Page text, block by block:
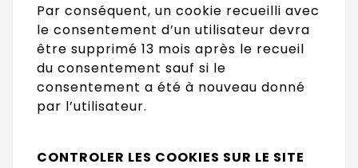
Par conséquent, un cookie recueilli avec
le consentement d’un utilisateur devra
être supprimé 13 mois après le recueil
du consentement sauf si le
consentement a été à nouveau donné
par l’utilisateur.
CONTROLER LES COOKIES SUR LE SITE